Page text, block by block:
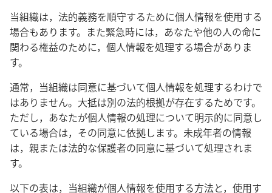
当組織は，法的義務を順守するために個人情報を使用する
場合もあります。また緊急時には，あなたや他の人の命に
関わる権益のために，個人情報を処理する場合がありま
す。
通常，当組織は同意に基づいて個人情報を処理するわけで
はありません。大抵は別の法的根拠が存在するためです。
ただし，あなたが個人情報の処理について明示的に同意し
ている場合は，その同意に依拠します。未成年者の情報
は，親または法的な保護者の同意に基づいて処理されま
す。
以下の表は，当組織が個人情報を使用する方法と，使用す